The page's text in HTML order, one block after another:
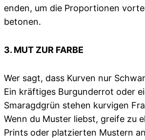
enden, um die Proportionen
betonen.
3. MUT ZUR FARBE
Wer sagt, dass Kurven nur
Ein kräftiges Burgunderrot oder
Smaragdgrün stehen kurvigen
Wenn du Muster liebst, greife zu
Prints oder platzierten Mustern